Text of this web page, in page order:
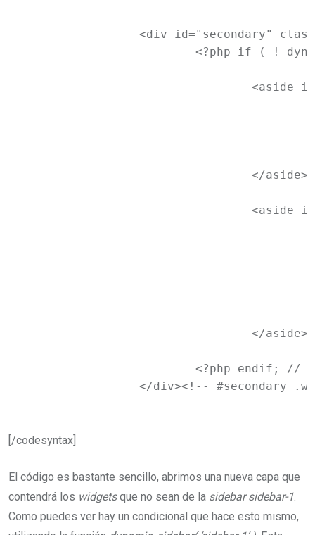
</div><!-- #secondary
[/codesyntax]
El código es bastante sencillo, abrimos una nueva capa que
contendrá los widgetsque no sean de la sidebar sidebar-1
Como puedes ver hay un condicional que hace esto mismo,